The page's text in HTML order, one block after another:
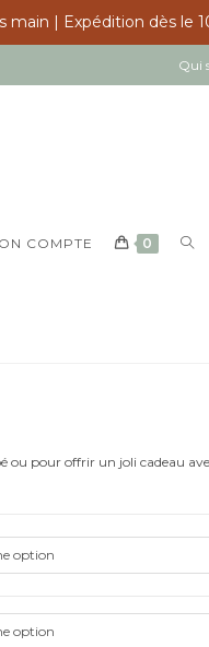
main | Expédition dès le
Qui
COMPTE 0
ou pour offrir un joli cadeau
option
option